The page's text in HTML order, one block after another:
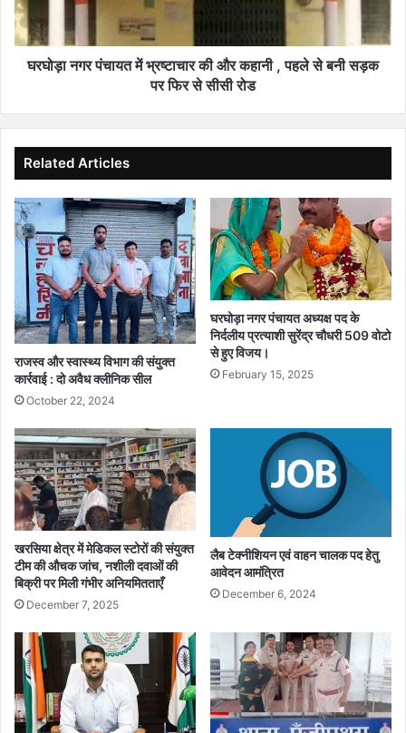
और
कहानी
,
पहले
फिर
से
सीसी
रोड
घरघोड़ा नगर पंचायत में भ्रष्टाचार की और कहानी , पहले से बनी सड़क
पर फिर से सीसी रोड
Related Articles
राजस्व और स्वास्थ्य विभाग की संयुक्त
कार्रवाई : दो अवैध क्लीनिक सील
October 22, 2024
घरघोड़ा नगर पंचायत अध्यक्ष पद के
निर्दलीय प्रत्याशी सुरेंद्र चौधरी 509 वोटो
से हुए विजय।
February 15, 2025
खरसिया क्षेत्र में मेडिकल स्टोरों की संयुक्त
टीम की औचक जांच, नशीली दवाओं की
बिक्री पर मिली गंभीर अनियमितताएँ
December 7, 2025
लैब टेक्नीशियन एवं वाहन चालक पद हेतु
आवेदन आमंत्रित
December 6, 2024